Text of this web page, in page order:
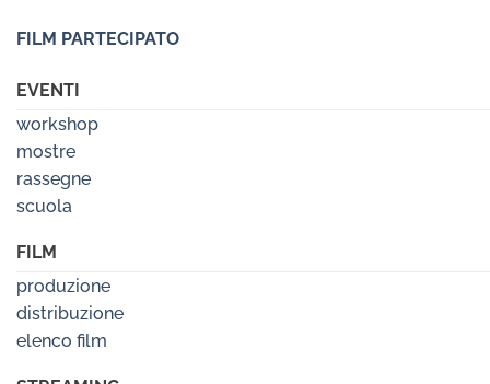
FILM PARTECIPATO
EVENTI
workshop
mostre
rassegne
scuola
FILM
produzione
distribuzione
elenco film